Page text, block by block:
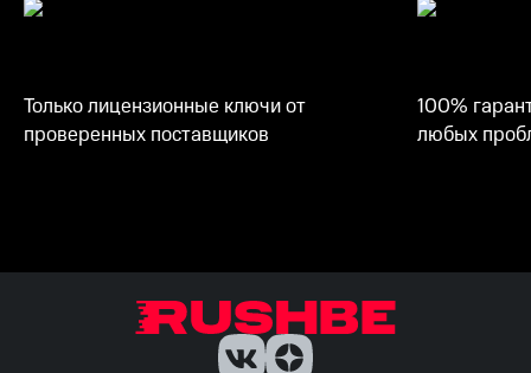
Только лицензионные ключи от
проверенных поставщиков
100%
любых